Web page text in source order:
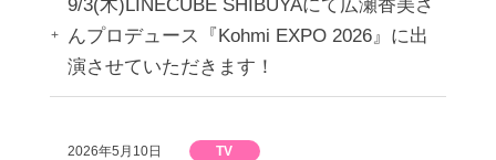
9/3(木)LINECUBE SHIBUYAにて広瀬香美さ
んプロデュース『Kohmi EXPO 2026』に出
演させていただきます！
2026年5月10日 TV